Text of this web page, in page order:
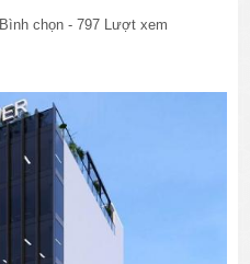
Bình chọn - 797 Lượt xem